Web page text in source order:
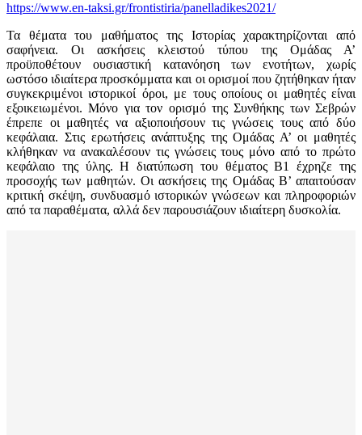
https://www.en-taksi.gr/frontistiria/panelladikes2021/
Τα θέματα του μαθήματος της Ιστορίας χαρακτηρίζονται από
σαφήνεια. Οι ασκήσεις κλειστού τύπου της Ομάδας Α’
προϋποθέτουν ουσιαστική κατανόηση των ενοτήτων, χωρίς
ωστόσο ιδιαίτερα προσκόμματα και οι ορισμοί που ζητήθηκαν ήταν
συγκεκριμένοι ιστορικοί όροι, με τους οποίους οι μαθητές είναι
εξοικειωμένοι. Μόνο για τον ορισμό της Συνθήκης των Σεβρών
έπρεπε οι μαθητές να αξιοποιήσουν τις γνώσεις τους από δύο
κεφάλαια. Στις ερωτήσεις ανάπτυξης της Ομάδας Α’ οι μαθητές
κλήθηκαν να ανακαλέσουν τις γνώσεις τους μόνο από το πρώτο
κεφάλαιο της ύλης. Η διατύπωση του θέματος Β1 έχρηζε της
προσοχής των μαθητών. Οι ασκήσεις της Ομάδας Β’ απαιτούσαν
κριτική σκέψη, συνδυασμό ιστορικών γνώσεων και πληροφοριών
από τα παραθέματα, αλλά δεν παρουσιάζουν ιδιαίτερη δυσκολία.